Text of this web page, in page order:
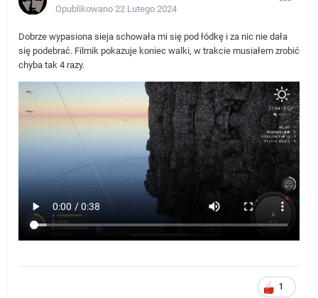
Opublikowano 22 Lutego 2024
Dobrze wypasiona sieja schowała mi się pod łódkę i za nic nie dała
się podebrać. Filmik pokazuje koniec walki, w trakcie musiałem zrobić
chyba tak 4 razy.
1